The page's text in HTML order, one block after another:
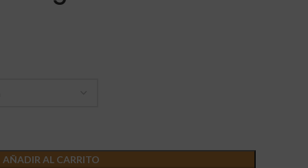
AÑADIR AL CARRITO